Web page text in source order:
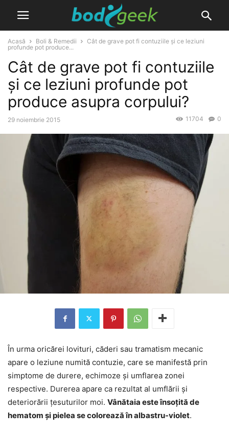
Acasă Boli & Remedii
Cât de grave pot fi contuziile și ce leziuni
profunde pot produce...
Cât de grave pot fi contuziile
și ce leziuni profunde pot
produce asupra corpului?
29 noiembrie 2015 0
11704
În urma oricărei lovituri, căderi sau tramatism mecanic
apare o leziune numită contuzie, care se manifestă prin
simptome de durere, echimoze și umflarea zonei
respective. Durerea apare ca rezultat al umflării și
deteriorării țesuturilor moi. Vânătaia este însoțită de
hematom și pielea se colorează în albastru-violet.